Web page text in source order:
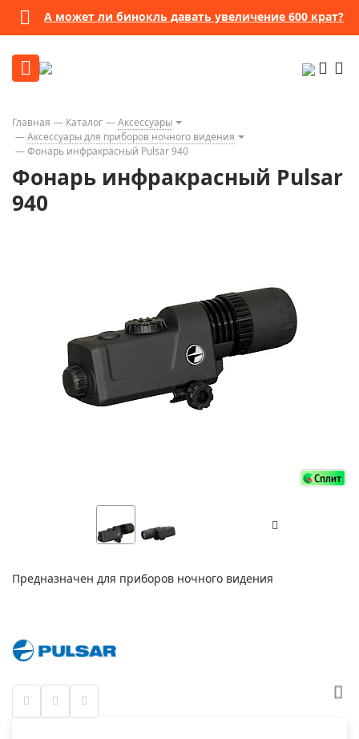
А может ли бинокль давать увеличение 600 крат?
Главная Каталог
Аксессуары
Аксессуары для приборов ночного видения
Фонарь инфракрасный Pulsar 940
Фонарь инфракрасный Pulsar
940
Предназначен для приборов ночного видения